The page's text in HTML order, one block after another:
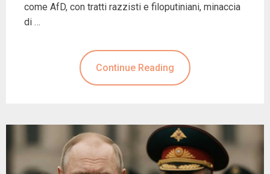
come AfD, con tratti razzisti e filoputiniani, minaccia
di …
Continue Reading